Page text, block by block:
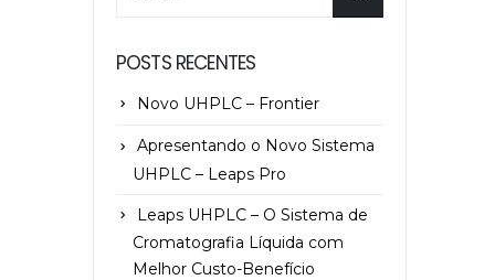
POSTS RECENTES
Novo UHPLC – Frontier
Apresentando o Novo Sistema
UHPLC – Leaps Pro
Leaps UHPLC – O Sistema de
Cromatografia Líquida com
Melhor Custo-Benefício